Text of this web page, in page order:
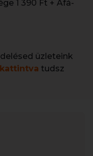
1 390 Ft + Áfá-
üzleteink
tudsz